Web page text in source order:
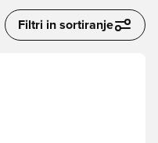
Filtri in sortiranje